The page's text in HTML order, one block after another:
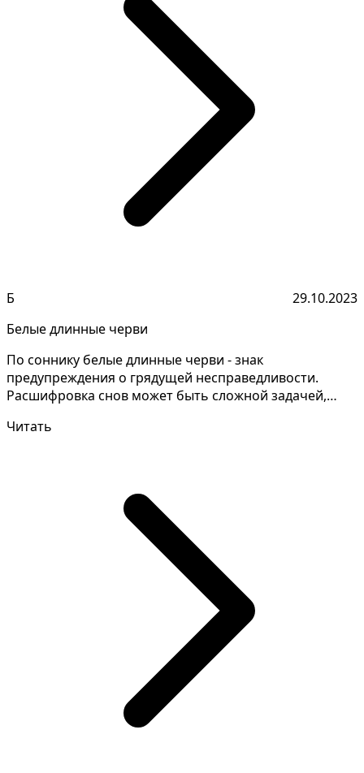
Б
29.10.2023
Белые длинные черви
По соннику белые длинные черви - знак
предупреждения о грядущей несправедливости.
Расшифровка снов может быть сложной задачей,
Читать